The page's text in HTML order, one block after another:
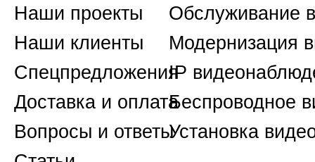
Наши проекты
Наши клиенты
Спецпредложения
Доставка и оплата
Вопросы и ответы
Обслуживание
Модернизация
IP
Беспроводное
Установка